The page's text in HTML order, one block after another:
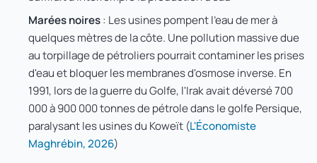
Marées noires: Les usines pompent l'eau de mer à
quelques mètres de la côte. Une pollution massive due
au torpillage de pétroliers pourrait contaminer les prises
d'eau et bloquer les membranes d'osmose inverse. En
1991, lors de la guerre du Golfe, l'Irak avait déversé 700
000 à 900 000 tonnes de pétrole dans le golfe Persique,
paralysant les usines du Koweït (L'Économiste
Maghrébin, 2026)